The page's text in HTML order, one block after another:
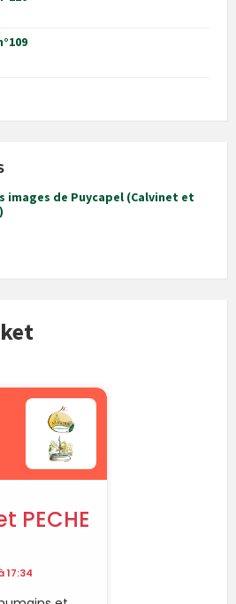
images de Puycapel (Calvinet et